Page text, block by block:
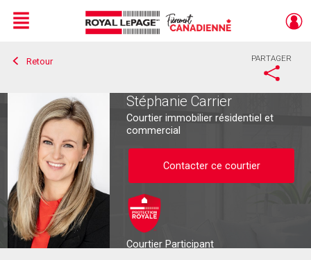
Live
En Direct
Menu
Retour PARTAGER
Stéphanie Carrier
Courtier immobilier résidentiel et
commercial
Contacter ce courtier
Courtier Participant